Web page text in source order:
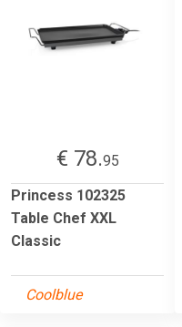
€ 78.95
Princess 102325
Table Chef XXL
Classic
Coolblue